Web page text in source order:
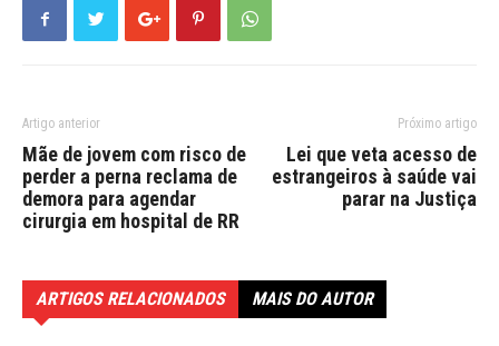
Artigo anterior
Mãe de jovem com risco de
perder a perna reclama de
demora para agendar
cirurgia em hospital de RR
Próximo artigo
Lei que veta acesso de
estrangeiros à saúde vai
parar na Justiça
ARTIGOS RELACIONADOS MAIS DO AUTOR